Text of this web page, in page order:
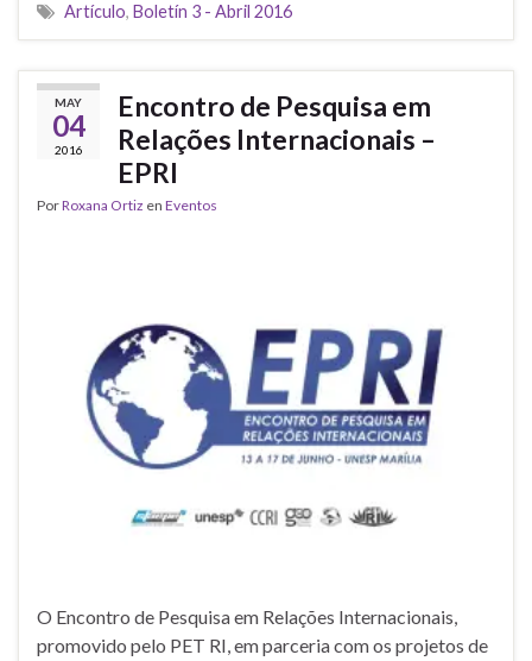
Artículo, Boletín 3 - Abril 2016
MAY
04
2016
Encontro de Pesquisa em
Relações Internacionais –
EPRI
PorRoxana Ortiz en Eventos
O Encontro de Pesquisa em Relações Internacionais,
promovido pelo PET RI, em parceria com os projetos de